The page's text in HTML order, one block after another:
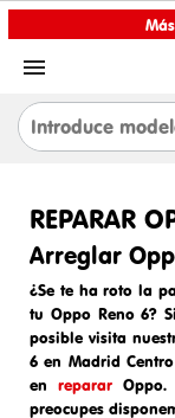

REPARAR
Arreglar
¿Se te ha roto la
tu Oppo Reno 6?
posible visita
6 en Madrid
enreparar Oppo.
preocupes